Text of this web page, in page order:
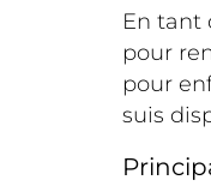
En tant
pour
pour
suis